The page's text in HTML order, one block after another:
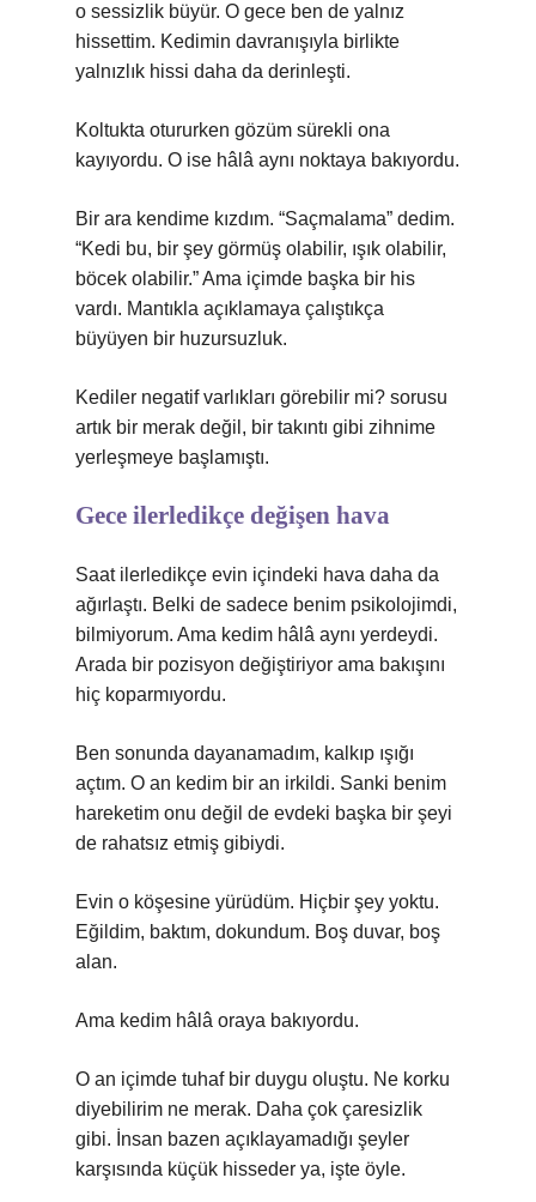
o sessizlik büyür. O gece ben de yalnız
hissettim. Kedimin davranışıyla birlikte
yalnızlık hissi daha da derinleşti.
Koltukta otururken gözüm sürekli ona
kayıyordu. O ise hâlâ aynı noktaya bakıyordu.
Bir ara kendime kızdım. “Saçmalama” dedim.
“Kedi bu, bir şey görmüş olabilir, ışık olabilir,
böcek olabilir.” Ama içimde başka bir his
vardı. Mantıkla açıklamaya çalıştıkça
büyüyen bir huzursuzluk.
Kediler negatif varlıkları görebilir mi? sorusu
artık bir merak değil, bir takıntı gibi zihnime
yerleşmeye başlamıştı.
Gece ilerledikçe değişen hava
Saat ilerledikçe evin içindeki hava daha da
ağırlaştı. Belki de sadece benim psikolojimdi,
bilmiyorum. Ama kedim hâlâ aynı yerdeydi.
Arada bir pozisyon değiştiriyor ama bakışını
hiç koparmıyordu.
Ben sonunda dayanamadım, kalkıp ışığı
açtım. O an kedim bir an irkildi. Sanki benim
hareketim onu değil de evdeki başka bir şeyi
de rahatsız etmiş gibiydi.
Evin o köşesine yürüdüm. Hiçbir şey yoktu.
Eğildim, baktım, dokundum. Boş duvar, boş
alan.
Ama kedim hâlâ oraya bakıyordu.
O an içimde tuhaf bir duygu oluştu. Ne korku
diyebilirim ne merak. Daha çok çaresizlik
gibi. İnsan bazen açıklayamadığı şeyler
karşısında küçük hisseder ya, işte öyle.